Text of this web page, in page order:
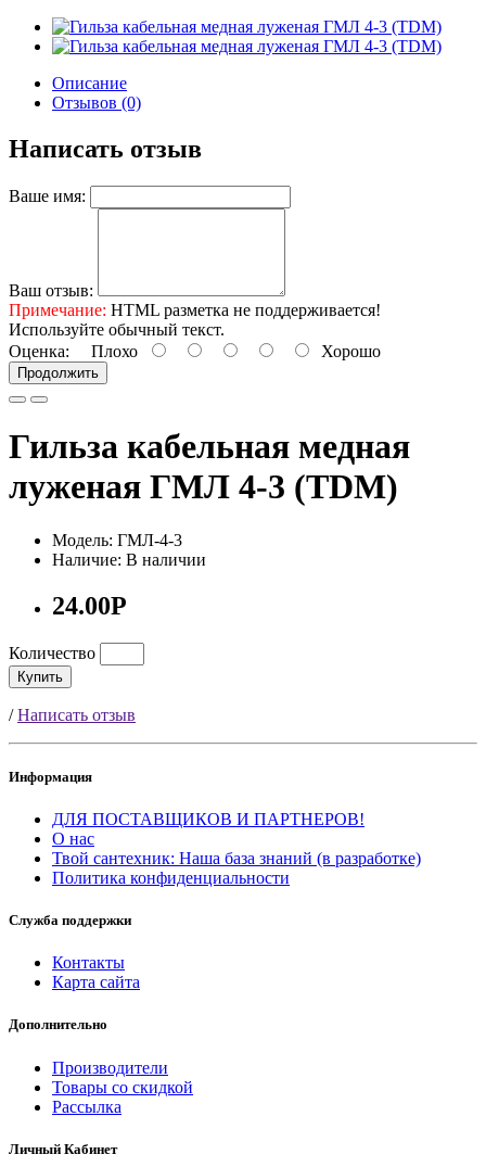
Описание
Отзывов (0)
Написать отзыв
Ваше имя:
Ваш отзыв:
Примечание: HTML разметка не поддерживается!
Используйте обычный текст.
Оценка: Плохо Хорошо
Продолжить
Гильза кабельная медная
луженая ГМЛ 4-3 (TDM)
Модель: ГМЛ-4-3
Наличие: В наличии
24.00Р
Количество
Купить
/Написать отзыв
Информация
ДЛЯ ПОСТАВЩИКОВ И ПАРТНЕРОВ!
О нас
Твой сантехник: Наша база знаний (в разработке)
Политика конфиденциальности
Служба поддержки
Контакты
Карта сайта
Дополнительно
Производители
Товары со скидкой
Рассылка
Личный Кабинет